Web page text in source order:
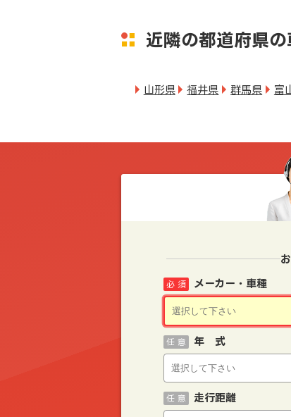
近隣の都道府県
山形県 福井県 群馬県 富
メーカー・車種
必 須
年 式
任 意
走行距離
任 意